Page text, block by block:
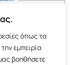
όπως τα
εμπειρία
βοηθήσετε
| All rights
- F: 2103617791